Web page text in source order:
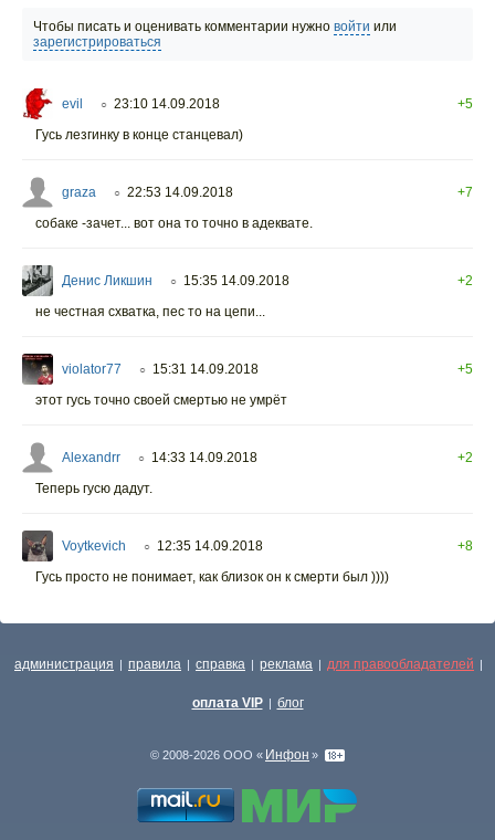
Чтобы писать и оценивать комментарии нужно войти или
зарегистрироваться
evil ○ 23:10 14.09.2018
+5
Гусь лезгинку в конце станцевал)
graza ○ 22:53 14.09.2018
+7
собаке -зачет... вот она то точно в адеквате.
Денис Ликшин ○ 15:35 14.09.2018
+2
не честная схватка, пес то на цепи...
violator77 ○ 15:31 14.09.2018
+5
этот гусь точно своей смертью не умрёт
Alexandrr ○ 14:33 14.09.2018
+2
Теперь гусю дадут.
Voytkevich ○ 12:35 14.09.2018
+8
Гусь просто не понимает, как близок он к смерти был ))))
администрация | правила | справка | реклама | для правообладателей |
оплата VIP | блог
© 2008-2026 ООО « Инфон »